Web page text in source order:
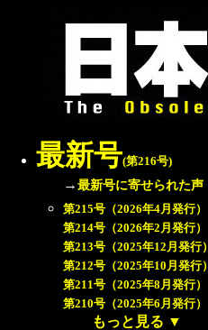
最新号(第216号)
→最新号に寄せられた声
第215号（2026年4月発行）
第214号（2026年2月発行）
第213号（2025年12月発行）
第212号（2025年10月発行）
第211号（2025年8月発行）
第210号（2025年6月発行）
もっと見る ▼